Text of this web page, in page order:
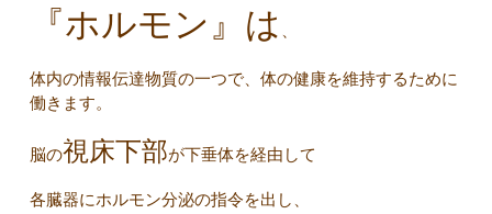
『ホルモン』は
体内の情報伝達物質の一つで、体の健康を維持するために
働きます。
脳の視床下部が下垂体を経由して
各臓器にホルモン分泌の指令を出し、